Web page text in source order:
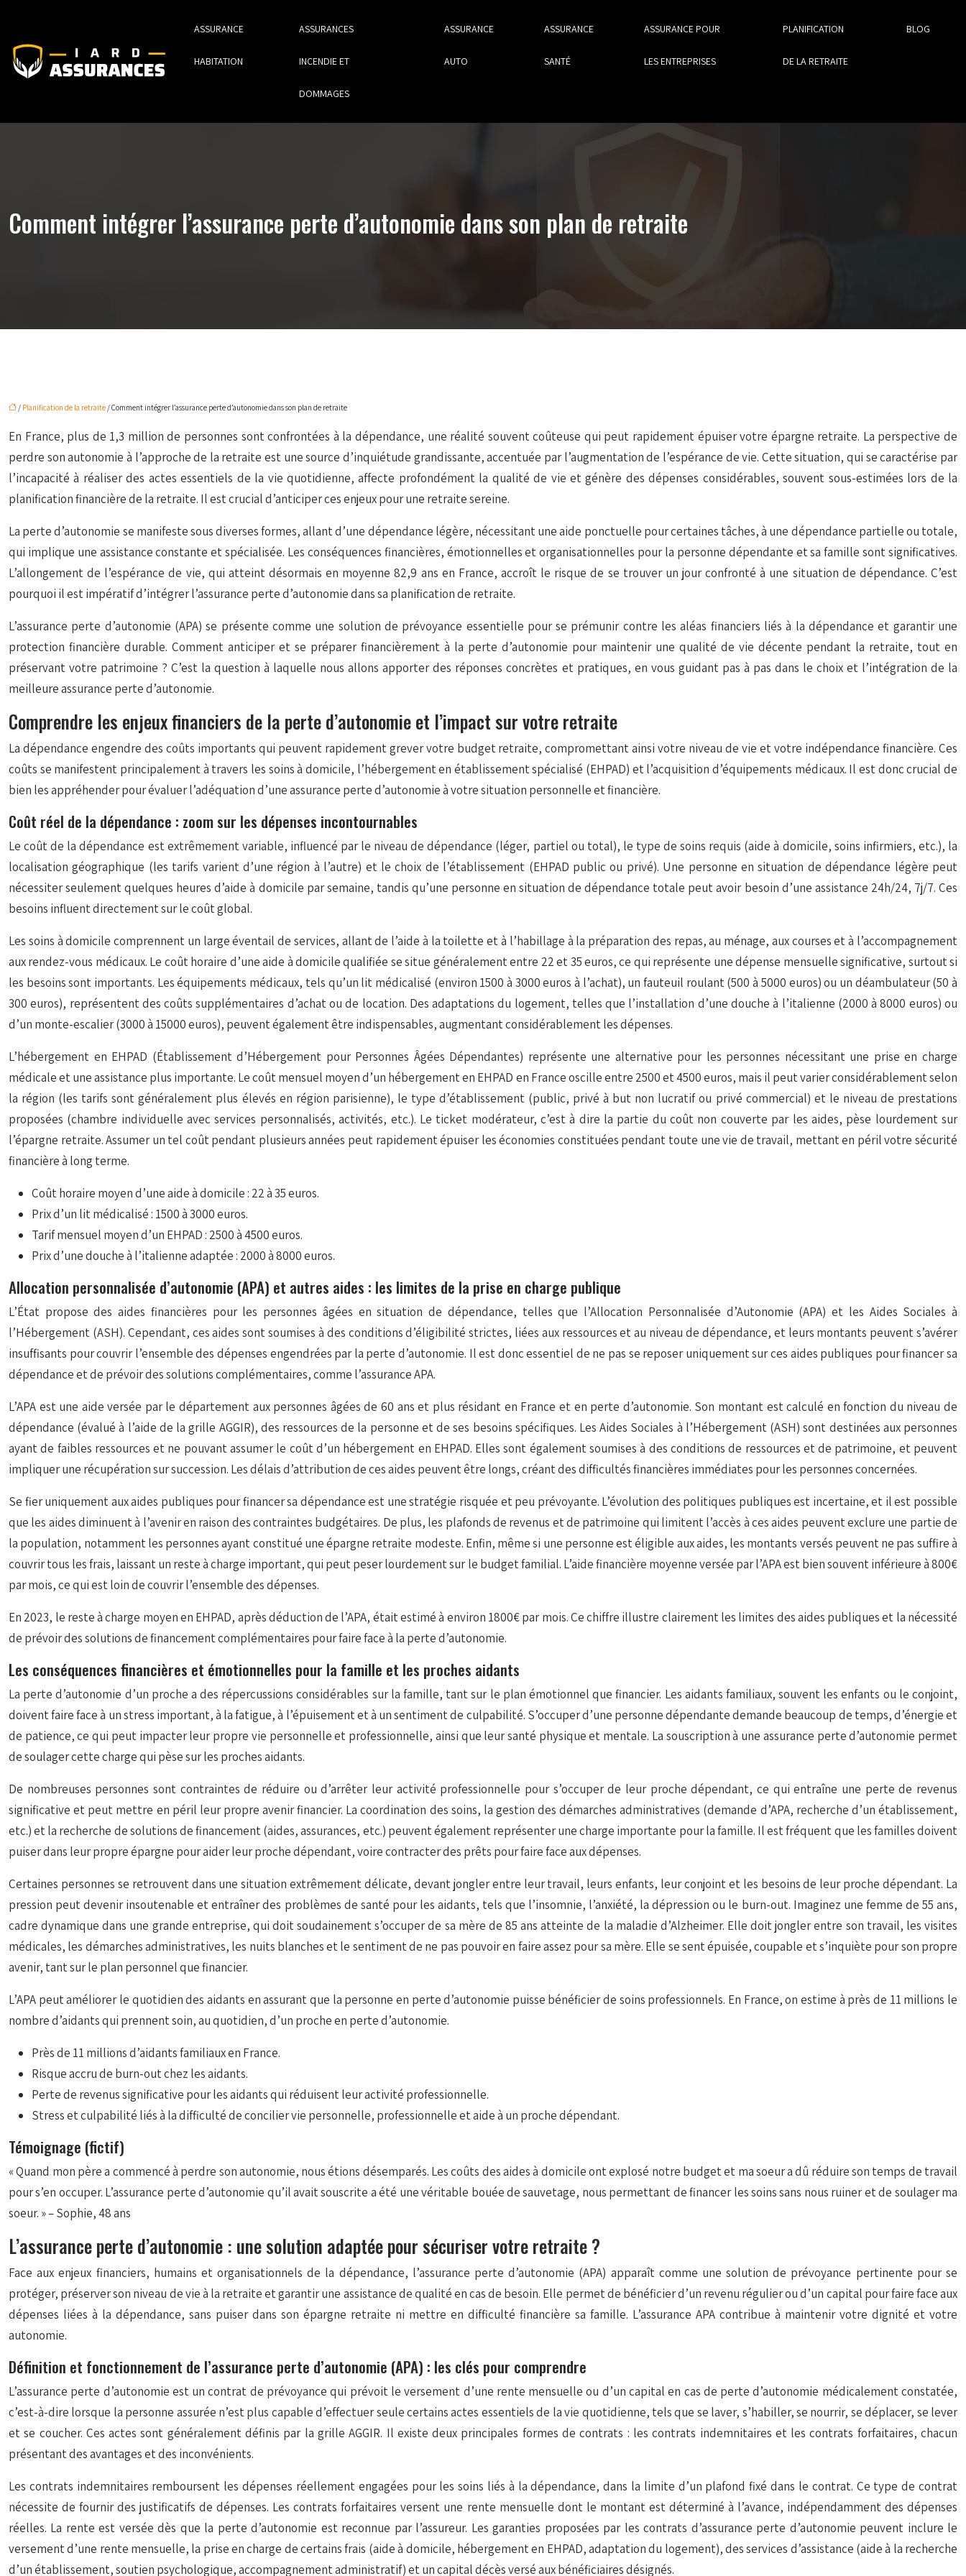
ASSURANCE
HABITATION
ASSURANCES
INCENDIE ET
DOMMAGES
ASSURANCE
AUTO
ASSURANCE
SANTÉ
ASSURANCE POUR
LES ENTREPRISES
PLANIFICATION
DE LA RETRAITE
BLOG
Comment intégrer l’assurance perte d’autonomie dans son plan de retraite
/ Planification de la retraite / Comment intégrer l’assurance perte d’autonomie dans son plan de retraite
En France, plus de 1,3 million de personnes sont confrontées à la dépendance, une réalité souvent coûteuse qui peut rapidement épuiser votre épargne retraite. La perspective de
perdre son autonomie à l’approche de la retraite est une source d’inquiétude grandissante, accentuée par l’augmentation de l’espérance de vie. Cette situation, qui se caractérise par
l’incapacité à réaliser des actes essentiels de la vie quotidienne, affecte profondément la qualité de vie et génère des dépenses considérables, souvent sous-estimées lors de la
planification financière de la retraite. Il est crucial d’anticiper ces enjeux pour une retraite sereine.
La perte d’autonomie se manifeste sous diverses formes, allant d’une dépendance légère, nécessitant une aide ponctuelle pour certaines tâches, à une dépendance partielle ou totale,
qui implique une assistance constante et spécialisée. Les conséquences financières, émotionnelles et organisationnelles pour la personne dépendante et sa famille sont significatives.
L’allongement de l’espérance de vie, qui atteint désormais en moyenne 82,9 ans en France, accroît le risque de se trouver un jour confronté à une situation de dépendance. C’est
pourquoi il est impératif d’intégrer l’assurance perte d’autonomie dans sa planification de retraite.
L’assurance perte d’autonomie (APA) se présente comme une solution de prévoyance essentielle pour se prémunir contre les aléas financiers liés à la dépendance et garantir une
protection financière durable. Comment anticiper et se préparer financièrement à la perte d’autonomie pour maintenir une qualité de vie décente pendant la retraite, tout en
préservant votre patrimoine ? C’est la question à laquelle nous allons apporter des réponses concrètes et pratiques, en vous guidant pas à pas dans le choix et l’intégration de la
meilleure assurance perte d’autonomie.
Comprendre les enjeux financiers de la perte d’autonomie et l’impact sur votre retraite
La dépendance engendre des coûts importants qui peuvent rapidement grever votre budget retraite, compromettant ainsi votre niveau de vie et votre indépendance financière. Ces
coûts se manifestent principalement à travers les soins à domicile, l’hébergement en établissement spécialisé (EHPAD) et l’acquisition d’équipements médicaux. Il est donc crucial de
bien les appréhender pour évaluer l’adéquation d’une assurance perte d’autonomie à votre situation personnelle et financière.
Coût réel de la dépendance : zoom sur les dépenses incontournables
Le coût de la dépendance est extrêmement variable, influencé par le niveau de dépendance (léger, partiel ou total), le type de soins requis (aide à domicile, soins infirmiers, etc.), la
localisation géographique (les tarifs varient d’une région à l’autre) et le choix de l’établissement (EHPAD public ou privé). Une personne en situation de dépendance légère peut
nécessiter seulement quelques heures d’aide à domicile par semaine, tandis qu’une personne en situation de dépendance totale peut avoir besoin d’une assistance 24h/24, 7j/7. Ces
besoins influent directement sur le coût global.
Les soins à domicile comprennent un large éventail de services, allant de l’aide à la toilette et à l’habillage à la préparation des repas, au ménage, aux courses et à l’accompagnement
aux rendez-vous médicaux. Le coût horaire d’une aide à domicile qualifiée se situe généralement entre 22 et 35 euros, ce qui représente une dépense mensuelle significative, surtout si
les besoins sont importants. Les équipements médicaux, tels qu’un lit médicalisé (environ 1500 à 3000 euros à l’achat), un fauteuil roulant (500 à 5000 euros) ou un déambulateur (50 à
300 euros), représentent des coûts supplémentaires d’achat ou de location. Des adaptations du logement, telles que l’installation d’une douche à l’italienne (2000 à 8000 euros) ou
d’un monte-escalier (3000 à 15000 euros), peuvent également être indispensables, augmentant considérablement les dépenses.
L’hébergement en EHPAD (Établissement d’Hébergement pour Personnes Âgées Dépendantes) représente une alternative pour les personnes nécessitant une prise en charge
médicale et une assistance plus importante. Le coût mensuel moyen d’un hébergement en EHPAD en France oscille entre 2500 et 4500 euros, mais il peut varier considérablement selon
la région (les tarifs sont généralement plus élevés en région parisienne), le type d’établissement (public, privé à but non lucratif ou privé commercial) et le niveau de prestations
proposées (chambre individuelle avec services personnalisés, activités, etc.). Le ticket modérateur, c’est à dire la partie du coût non couverte par les aides, pèse lourdement sur
l’épargne retraite. Assumer un tel coût pendant plusieurs années peut rapidement épuiser les économies constituées pendant toute une vie de travail, mettant en péril votre sécurité
financière à long terme.
Coût horaire moyen d’une aide à domicile : 22 à 35 euros.
Prix d’un lit médicalisé : 1500 à 3000 euros.
Tarif mensuel moyen d’un EHPAD : 2500 à 4500 euros.
Prix d’une douche à l’italienne adaptée : 2000 à 8000 euros.
Allocation personnalisée d’autonomie (APA) et autres aides : les limites de la prise en charge publique
L’État propose des aides financières pour les personnes âgées en situation de dépendance, telles que l’Allocation Personnalisée d’Autonomie (APA) et les Aides Sociales à
l’Hébergement (ASH). Cependant, ces aides sont soumises à des conditions d’éligibilité strictes, liées aux ressources et au niveau de dépendance, et leurs montants peuvent s’avérer
insuffisants pour couvrir l’ensemble des dépenses engendrées par la perte d’autonomie. Il est donc essentiel de ne pas se reposer uniquement sur ces aides publiques pour financer sa
dépendance et de prévoir des solutions complémentaires, comme l’assurance APA.
L’APA est une aide versée par le département aux personnes âgées de 60 ans et plus résidant en France et en perte d’autonomie. Son montant est calculé en fonction du niveau de
dépendance (évalué à l’aide de la grille AGGIR), des ressources de la personne et de ses besoins spécifiques. Les Aides Sociales à l’Hébergement (ASH) sont destinées aux personnes
ayant de faibles ressources et ne pouvant assumer le coût d’un hébergement en EHPAD. Elles sont également soumises à des conditions de ressources et de patrimoine, et peuvent
impliquer une récupération sur succession. Les délais d’attribution de ces aides peuvent être longs, créant des difficultés financières immédiates pour les personnes concernées.
Se fier uniquement aux aides publiques pour financer sa dépendance est une stratégie risquée et peu prévoyante. L’évolution des politiques publiques est incertaine, et il est possible
que les aides diminuent à l’avenir en raison des contraintes budgétaires. De plus, les plafonds de revenus et de patrimoine qui limitent l’accès à ces aides peuvent exclure une partie de
la population, notamment les personnes ayant constitué une épargne retraite modeste. Enfin, même si une personne est éligible aux aides, les montants versés peuvent ne pas suffire à
couvrir tous les frais, laissant un reste à charge important, qui peut peser lourdement sur le budget familial. L’aide financière moyenne versée par l’APA est bien souvent inférieure à 800€
par mois, ce qui est loin de couvrir l’ensemble des dépenses.
En 2023, le reste à charge moyen en EHPAD, après déduction de l’APA, était estimé à environ 1800€ par mois. Ce chiffre illustre clairement les limites des aides publiques et la nécessité
de prévoir des solutions de financement complémentaires pour faire face à la perte d’autonomie.
Les conséquences financières et émotionnelles pour la famille et les proches aidants
La perte d’autonomie d’un proche a des répercussions considérables sur la famille, tant sur le plan émotionnel que financier. Les aidants familiaux, souvent les enfants ou le conjoint,
doivent faire face à un stress important, à la fatigue, à l’épuisement et à un sentiment de culpabilité. S’occuper d’une personne dépendante demande beaucoup de temps, d’énergie et
de patience, ce qui peut impacter leur propre vie personnelle et professionnelle, ainsi que leur santé physique et mentale. La souscription à une assurance perte d’autonomie permet
de soulager cette charge qui pèse sur les proches aidants.
De nombreuses personnes sont contraintes de réduire ou d’arrêter leur activité professionnelle pour s’occuper de leur proche dépendant, ce qui entraîne une perte de revenus
significative et peut mettre en péril leur propre avenir financier. La coordination des soins, la gestion des démarches administratives (demande d’APA, recherche d’un établissement,
etc.) et la recherche de solutions de financement (aides, assurances, etc.) peuvent également représenter une charge importante pour la famille. Il est fréquent que les familles doivent
puiser dans leur propre épargne pour aider leur proche dépendant, voire contracter des prêts pour faire face aux dépenses.
Certaines personnes se retrouvent dans une situation extrêmement délicate, devant jongler entre leur travail, leurs enfants, leur conjoint et les besoins de leur proche dépendant. La
pression peut devenir insoutenable et entraîner des problèmes de santé pour les aidants, tels que l’insomnie, l’anxiété, la dépression ou le burn-out. Imaginez une femme de 55 ans,
cadre dynamique dans une grande entreprise, qui doit soudainement s’occuper de sa mère de 85 ans atteinte de la maladie d’Alzheimer. Elle doit jongler entre son travail, les visites
médicales, les démarches administratives, les nuits blanches et le sentiment de ne pas pouvoir en faire assez pour sa mère. Elle se sent épuisée, coupable et s’inquiète pour son propre
avenir, tant sur le plan personnel que financier.
L’APA peut améliorer le quotidien des aidants en assurant que la personne en perte d’autonomie puisse bénéficier de soins professionnels. En France, on estime à près de 11 millions le
nombre d’aidants qui prennent soin, au quotidien, d’un proche en perte d’autonomie.
Près de 11 millions d’aidants familiaux en France.
Risque accru de burn-out chez les aidants.
Perte de revenus significative pour les aidants qui réduisent leur activité professionnelle.
Stress et culpabilité liés à la difficulté de concilier vie personnelle, professionnelle et aide à un proche dépendant.
Témoignage (fictif)
« Quand mon père a commencé à perdre son autonomie, nous étions désemparés. Les coûts des aides à domicile ont explosé notre budget et ma soeur a dû réduire son temps de travail
pour s’en occuper. L’assurance perte d’autonomie qu’il avait souscrite a été une véritable bouée de sauvetage, nous permettant de financer les soins sans nous ruiner et de soulager ma
soeur. » – Sophie, 48 ans
L’assurance perte d’autonomie : une solution adaptée pour sécuriser votre retraite ?
Face aux enjeux financiers, humains et organisationnels de la dépendance, l’assurance perte d’autonomie (APA) apparaît comme une solution de prévoyance pertinente pour se
protéger, préserver son niveau de vie à la retraite et garantir une assistance de qualité en cas de besoin. Elle permet de bénéficier d’un revenu régulier ou d’un capital pour faire face aux
dépenses liées à la dépendance, sans puiser dans son épargne retraite ni mettre en difficulté financière sa famille. L’assurance APA contribue à maintenir votre dignité et votre
autonomie.
Définition et fonctionnement de l’assurance perte d’autonomie (APA) : les clés pour comprendre
L’assurance perte d’autonomie est un contrat de prévoyance qui prévoit le versement d’une rente mensuelle ou d’un capital en cas de perte d’autonomie médicalement constatée,
c’est-à-dire lorsque la personne assurée n’est plus capable d’effectuer seule certains actes essentiels de la vie quotidienne, tels que se laver, s’habiller, se nourrir, se déplacer, se lever
et se coucher. Ces actes sont généralement définis par la grille AGGIR. Il existe deux principales formes de contrats : les contrats indemnitaires et les contrats forfaitaires, chacun
présentant des avantages et des inconvénients.
Les contrats indemnitaires remboursent les dépenses réellement engagées pour les soins liés à la dépendance, dans la limite d’un plafond fixé dans le contrat. Ce type de contrat
nécessite de fournir des justificatifs de dépenses. Les contrats forfaitaires versent une rente mensuelle dont le montant est déterminé à l’avance, indépendamment des dépenses
réelles. La rente est versée dès que la perte d’autonomie est reconnue par l’assureur. Les garanties proposées par les contrats d’assurance perte d’autonomie peuvent inclure le
versement d’une rente mensuelle, la prise en charge de certains frais (aide à domicile, hébergement en EHPAD, adaptation du logement), des services d’assistance (aide à la recherche
d’un établissement, soutien psychologique, accompagnement administratif) et un capital décès versé aux bénéficiaires désignés.